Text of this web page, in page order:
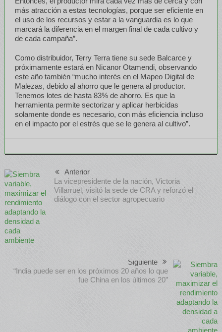
más atracción a estas tecnologías, porque ser eficiente en
el uso de los recursos y estar a la vanguardia es lo que
marcará la diferencia en el margen final de cada cultivo y
de cada campaña”.
Como distribuidor, Terry Terra tiene su sede Balcarce y
próximamente estará en Nicanor Otamendi, observando
este año también “mucho interés en el Mapeo Digital de
Malezas, debido al ahorro que le genera al productor.
Tenemos lotes de hasta 83% de ahorro. Es que la
herramienta permite sectorizar y aplicar herbicidas
solamente donde es necesario, con más eficiencia incluso
en el impacto por el estrés que se le genera al cultivo”.
Anterior
La vicepresidente de la nación, Victoria
Villarruel, visitó la sede de CRA y reforzó el
diálogo con el sector agropecuario
Siguiente
“India puede ser en los próximos 20 años lo que
fue China en los últimos 20”